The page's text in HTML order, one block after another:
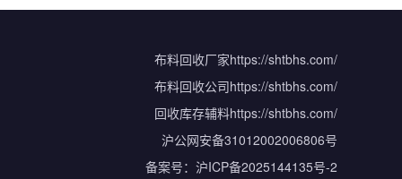
布料回收厂家https://shtbhs.com/
布料回收公司https://shtbhs.com/
回收库存辅料https://shtbhs.com/
沪公网安备31012002006806号
备案号： 沪ICP备2025144135号-2